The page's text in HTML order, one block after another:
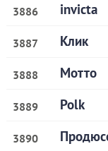
3886 invicta
3887 Клик
3888 Мотто
3889 Polk
3890